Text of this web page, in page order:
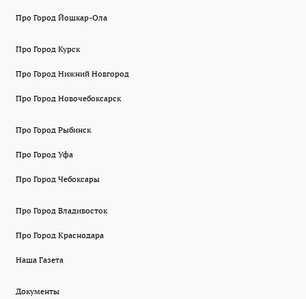
Про Город Йошкар-Ола
Про Город Курск
Про Город Нижний Новгород
Про Город Новочебоксарск
Про Город Рыбинск
Про Город Уфа
Про Город Чебоксары
Про Город Владивосток
Про Город Краснодара
Наша Газета
Документы